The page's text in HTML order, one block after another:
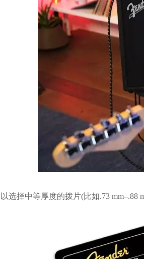
择中等厚度的拨片(比如.73 mm–.88